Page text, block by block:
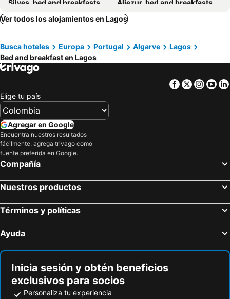
Silves, bed and breakfasts
Aljezur, bed and breakfasts
Alvor, bed and breakfasts
Odiaxere, bed and breakfasts
São Bartolomeu de Messines, bed and breakfasts
Burgau, bed and breakfasts
Vila do Bispo, bed and breakfasts
Vilamoura, bed and breakfasts
Ferragudo, bed and breakfasts
Luz, bed and breakfasts
Guia, bed and breakfasts
Lagoa, bed and breakfasts
Carrapateira, bed and breakfasts
Ver todos los alojamientos en Lagos
Busca hoteles Europa Portugal Algarve
Lagos
Bed and breakfast en Lagos
Facebook
Twitter
Elige tu país
Agregar en Google
Encuentra nuestros resultados
fácilmente: agrega trivago como
fuente preferida en Google.
Compañía
Nuestros productos
Términos y políticas
Ayuda
Inicia sesión y obtén beneficios
exclusivos para socios
Personaliza tu experiencia